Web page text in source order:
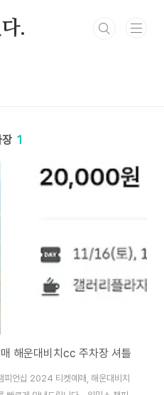
.
1
해운대비치cc 주차장 셔틀
언십 2024 티켓예매, 해운대비치